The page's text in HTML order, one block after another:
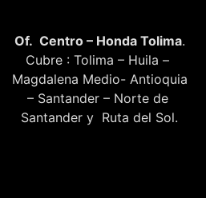
Of. Centro – Honda Tolima.
Cubre : Tolima – Huila –
Magdalena Medio- Antioquia
– Santander – Norte de
Santander y Ruta del Sol.